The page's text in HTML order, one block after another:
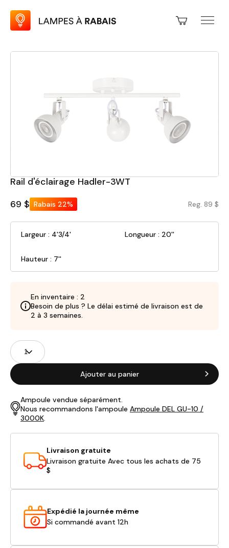
Rail d'éclairage Hadler-3WT
69 $ Rabais 22% Reg. 89 $
Largeur : 4'3/4' Longueur : 20''
Hauteur : 7''
En inventaire : 2
Besoin de plus ? Le délai estimé de livraison est de
2 à 3 semaines.
Champs
de
produits
Quantité
Ajouter au panier
Ampoule vendue séparément.
Nous recommandons l'ampoule Ampoule DEL GU-10 /
3000K
Livraison gratuite
Livraison gratuite Avec tous les achats de 75
$
Expédié la journée même
Si commandé avant 12h